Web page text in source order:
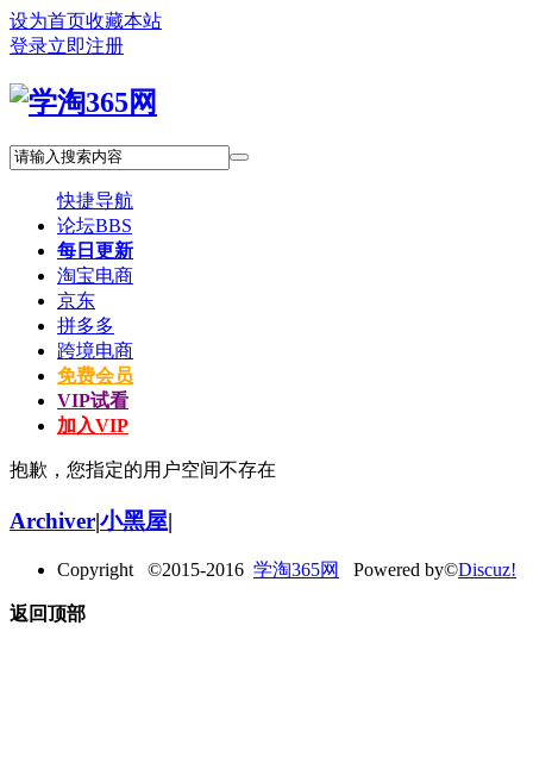
设为首页收藏本站
登录立即注册
快捷导航
论坛BBS
每日更新
淘宝电商
京东
拼多多
跨境电商
免费会员
VIP试看
加入VIP
抱歉，您指定的用户空间不存在
Archiver|小黑屋|
Copyright ©2015-2016 学淘365网 Powered by©Discuz!
返回顶部